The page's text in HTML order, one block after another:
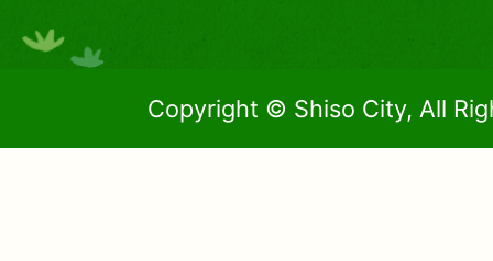
Copyright © Shiso City, All